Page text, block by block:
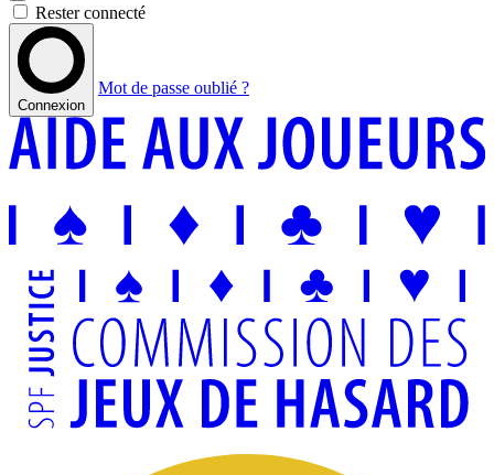
Rester connecté
Connexion
Mot de passe oublié ?